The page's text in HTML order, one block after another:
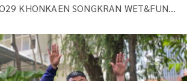
KHONKAEN SONGKRAN WET&FUN
” จัดงานสงกรานต์สุดเดือดยกทัพศิลปินระเบิด
ส์ 3 วันจัดเต็ม